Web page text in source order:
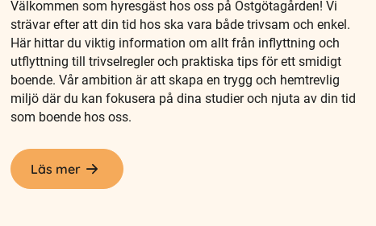
Välkommen som hyresgäst hos oss på Östgötagården! Vi
strävar efter att din tid hos ska vara både trivsam och enkel.
Här hittar du viktig information om allt från inflyttning och
utflyttning till trivselregler och praktiska tips för ett smidigt
boende. Vår ambition är att skapa en trygg och hemtrevlig
miljö där du kan fokusera på dina studier och njuta av din tid
som boende hos oss.
Läs mer